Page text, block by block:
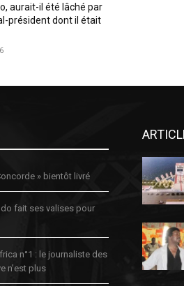
aurait-il été lâché par
président dont il était
» bientôt livré
fait ses valises pour
n°1 : le journaliste des
n’est plus